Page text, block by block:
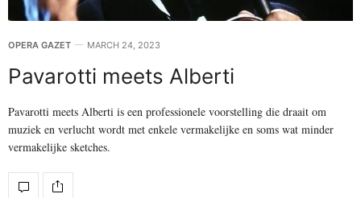
OPERA GAZET MARCH 24, 2023
Pavarotti meets Alberti
Pavarotti meets Alberti is een professionele voorstelling die draait om
muziek en verlucht wordt met enkele vermakelijke en soms wat minder
vermakelijke sketches.